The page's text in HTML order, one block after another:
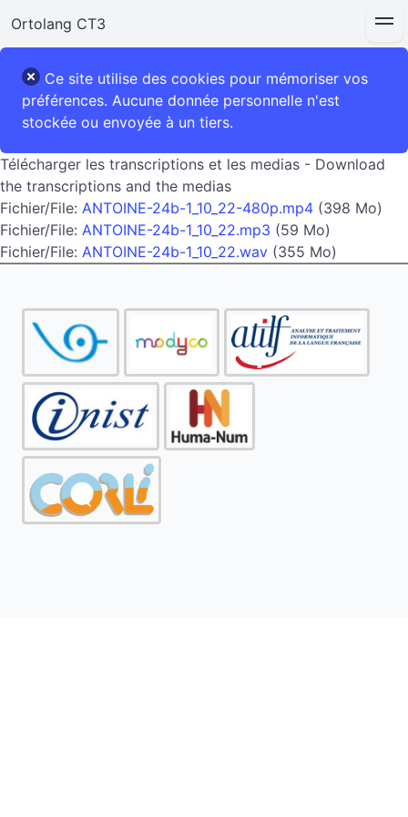
Ortolang CT3
Ce site utilise des cookies pour mémoriser vos
préférences. Aucune donnée personnelle n'est
stockée ou envoyée à un tiers.
Télécharger les transcriptions et les medias - Download
the transcriptions and the medias
Fichier/File: ANTOINE-24b-1_10_22-480p.mp4 (398 Mo)
Fichier/File: ANTOINE-24b-1_10_22.mp3 (59 Mo)
Fichier/File: ANTOINE-24b-1_10_22.wav (355 Mo)